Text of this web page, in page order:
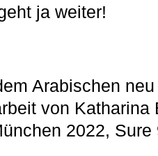
ja weiter!
Arabischen
von Katharina
2022,